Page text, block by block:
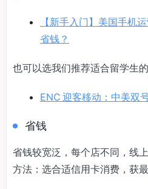
【新手入门】美国手机
省钱？
也可以选我们推荐适合留学生
ENC 迎客移动：中美双
省钱
省钱较宽泛，每个店不同，线
方法：选合适信用卡消费，获最